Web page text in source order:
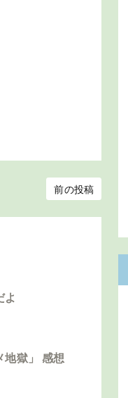
前の投稿
よ
地獄」 感想